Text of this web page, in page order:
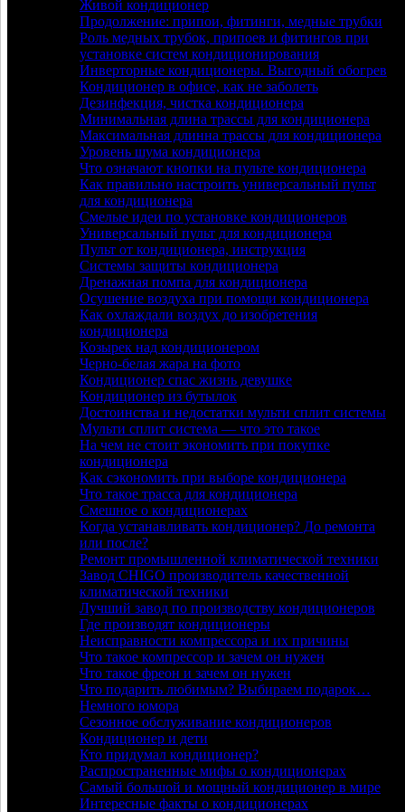
Живой кондиционер
Продолжение: припои, фитинги, медные трубки
Роль медных трубок, припоев и фитингов при
установке систем кондиционирования
Инверторные кондиционеры. Выгодный обогрев
Кондиционер в офисе, как не заболеть
Дезинфекция, чистка кондиционера
Минимальная длина трассы для кондиционера
Максимальная длинна трассы для кондиционера
Уровень шума кондиционера
Что означают кнопки на пульте кондиционера
Как правильно настроить универсальный пульт
для кондиционера
Смелые идеи по установке кондиционеров
Универсальный пульт для кондиционера
Пульт от кондиционера, инструкция
Системы защиты кондиционера
Дренажная помпа для кондиционера
Осушение воздуха при помощи кондиционера
Как охлаждали воздух до изобретения
кондиционера
Козырек над кондиционером
Черно-белая жара на фото
Кондиционер спас жизнь девушке
Кондиционер из бутылок
Достоинства и недостатки мульти сплит системы
Мульти сплит система — что это такое
На чем не стоит экономить при покупке
кондиционера
Как сэкономить при выборе кондиционера
Что такое трасса для кондиционера
Смешное о кондиционерах
Когда устанавливать кондиционер? До ремонта
или после?
Ремонт промышленной климатической техники
Завод CHIGO производитель качественной
климатической техники
Лучший завод по производству кондиционеров
Где производят кондиционеры
Неисправности компрессора и их причины
Что такое компрессор и зачем он нужен
Что такое фреон и зачем он нужен
Что подарить любимым? Выбираем подарок…
Немного юмора
Сезонное обслуживание кондиционеров
Кондиционер и дети
Кто придумал кондиционер?
Распространенные мифы о кондиционерах
Самый большой и мощный кондиционер в мире
Интересные факты о кондиционерах